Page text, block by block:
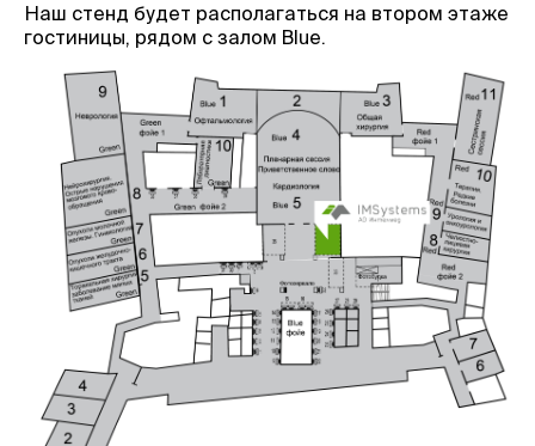
Наш стенд будет располагаться на втором этаже
гостиницы, рядом с залом Blue.